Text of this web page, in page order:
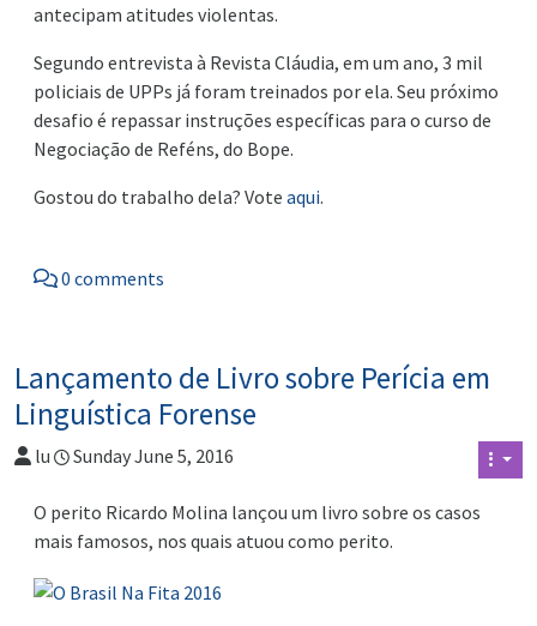
antecipam atitudes violentas.
Segundo entrevista à Revista Cláudia, em um ano, 3 mil
policiais de UPPs já foram treinados por ela. Seu próximo
desafio é repassar instruções específicas para o curso de
Negociação de Reféns, do Bope.
Gostou do trabalho dela? Vote aqui.
0 comments
Lançamento de Livro sobre Perícia em
Linguística Forense
lu Sunday June 5, 2016
O perito Ricardo Molina lançou um livro sobre os casos
mais famosos, nos quais atuou como perito.